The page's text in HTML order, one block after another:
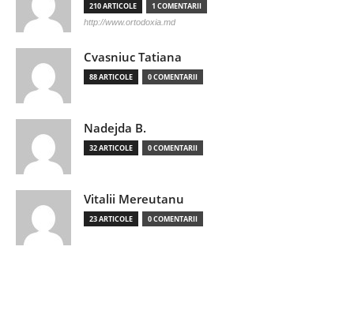
210 ARTICOLE 1 COMENTARII
http://www.ortodoxia.md
Cvasniuc Tatiana
88 ARTICOLE 0 COMENTARII
Nadejda B.
32 ARTICOLE 0 COMENTARII
Vitalii Mereutanu
23 ARTICOLE 0 COMENTARII